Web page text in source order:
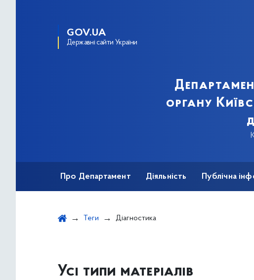
GOV.UA
Державні сайти України
органу
Про Департамент Діяльність Публічна
Теги Діагностика
Усі типи матеріалів